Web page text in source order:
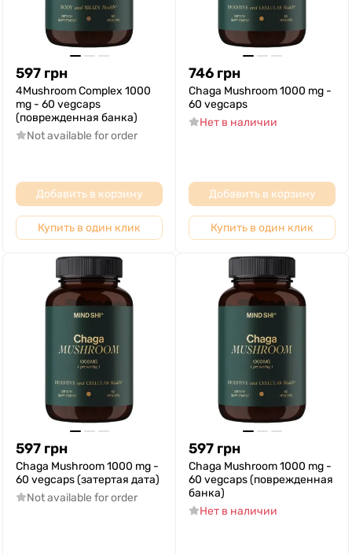
597 грн
4Mushroom Complex 1000
mg - 60 vegcaps
(поврежденная банка)
Not available for order
Добавить в корзину
Купить в один клик
746 грн
Chaga Mushroom 1000 mg -
60 vegcaps
Нет в наличии
Добавить в корзину
Купить в один клик
597 грн
Chaga Mushroom 1000 mg -
60 vegcaps (затертая дата)
Not available for order
597 грн
Chaga Mushroom 1000 mg -
60 vegcaps (поврежденная
банка)
Нет в наличии